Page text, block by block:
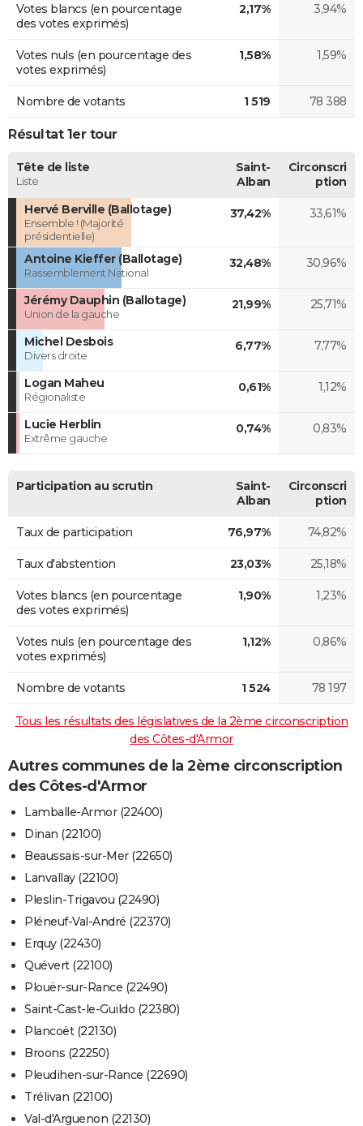
Votes blancs (en pourcentage
des votes exprimés)
2,17% 3,94%
Votes nuls (en pourcentage des
votes exprimés)
1,58% 1,59%
Nombre de votants 1 519 78 388
Résultat 1er tour
Tête de liste
Liste
Saint-
Alban
Circonscri
ption
Hervé Berville (Ballotage)
Ensemble ! (Majorité
présidentielle)
37,42% 33,61%
Antoine Kieffer (Ballotage)
Rassemblement National
32,48% 30,96%
Jérémy Dauphin (Ballotage)
Union de la gauche
21,99% 25,71%
Michel Desbois
Divers droite
6,77% 7,77%
Logan Maheu
Régionaliste
0,61% 1,12%
Lucie Herblin
Extrême gauche
0,74% 0,83%
Participation au scrutin
Saint-
Alban
Circonscri
ption
Taux de participation 76,97% 74,82%
Taux d'abstention 23,03% 25,18%
Votes blancs (en pourcentage
des votes exprimés)
1,90% 1,23%
Votes nuls (en pourcentage des
votes exprimés)
1,12% 0,86%
Nombre de votants 1 524 78 197
Tous les résultats des législatives de la 2ème circonscription
des Côtes-d'Armor
Autres communes de la 2ème circonscription
des Côtes-d'Armor
Lamballe-Armor (22400)
Dinan (22100)
Beaussais-sur-Mer (22650)
Lanvallay (22100)
Pleslin-Trigavou (22490)
Pléneuf-Val-André (22370)
Erquy (22430)
Quévert (22100)
Plouër-sur-Rance (22490)
Saint-Cast-le-Guildo (22380)
Plancoët (22130)
Broons (22250)
Pleudihen-sur-Rance (22690)
Trélivan (22100)
Val-d'Arguenon (22130)